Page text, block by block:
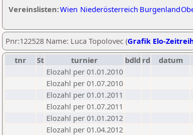
Vereinslisten:Wien Niederösterreich Burgenland
Pnr:122528 Name: Luca Topolovec (Grafik Elo-
tnr
St turnier bdld rd datum
Elozahl per 01.01.2010
Elozahl per 01.07.2010
Elozahl per 01.01.2011
Elozahl per 01.07.2011
Elozahl per 01.01.2012
Elozahl per 01.04.2012